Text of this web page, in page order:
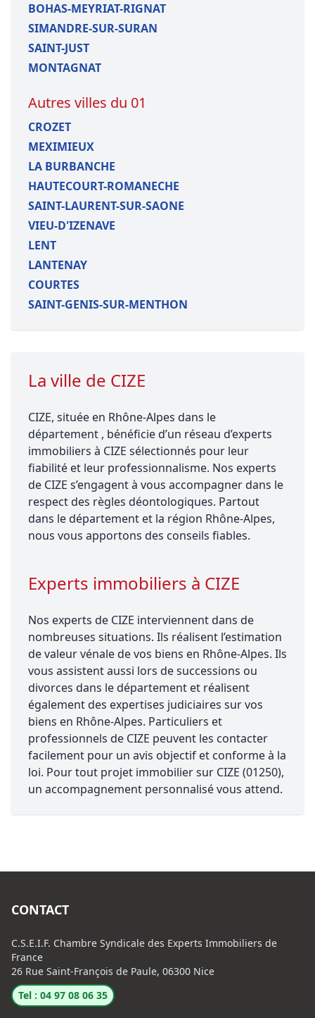
BOHAS-MEYRIAT-RIGNAT
SIMANDRE-SUR-SURAN
SAINT-JUST
MONTAGNAT
Autres villes du 01
CROZET
MEXIMIEUX
LA BURBANCHE
HAUTECOURT-ROMANECHE
SAINT-LAURENT-SUR-SAONE
VIEU-D'IZENAVE
LENT
LANTENAY
COURTES
SAINT-GENIS-SUR-MENTHON
La ville de CIZE
CIZE, située en Rhône-Alpes dans le
département , bénéficie d’un réseau d’experts
immobiliers à CIZE sélectionnés pour leur
fiabilité et leur professionnalisme. Nos experts
de CIZE s’engagent à vous accompagner dans le
respect des règles déontologiques. Partout
dans le département et la région Rhône-Alpes,
nous vous apportons des conseils fiables.
Experts immobiliers à CIZE
Nos experts de CIZE interviennent dans de
nombreuses situations. Ils réalisent l’estimation
de valeur vénale de vos biens en Rhône-Alpes. Ils
vous assistent aussi lors de successions ou
divorces dans le département et réalisent
également des expertises judiciaires sur vos
biens en Rhône-Alpes. Particuliers et
professionnels de CIZE peuvent les contacter
facilement pour un avis objectif et conforme à la
loi. Pour tout projet immobilier sur CIZE (01250),
un accompagnement personnalisé vous attend.
CONTACT
C.S.E.I.F. Chambre Syndicale des Experts Immobiliers de
France
26 Rue Saint-François de Paule, 06300 Nice
Tel : 04 97 08 06 35